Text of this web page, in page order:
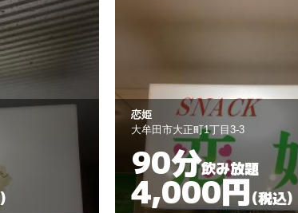
一葉
久留米市六ツ門町2-82
360分飲み放題
3,000円(税込)